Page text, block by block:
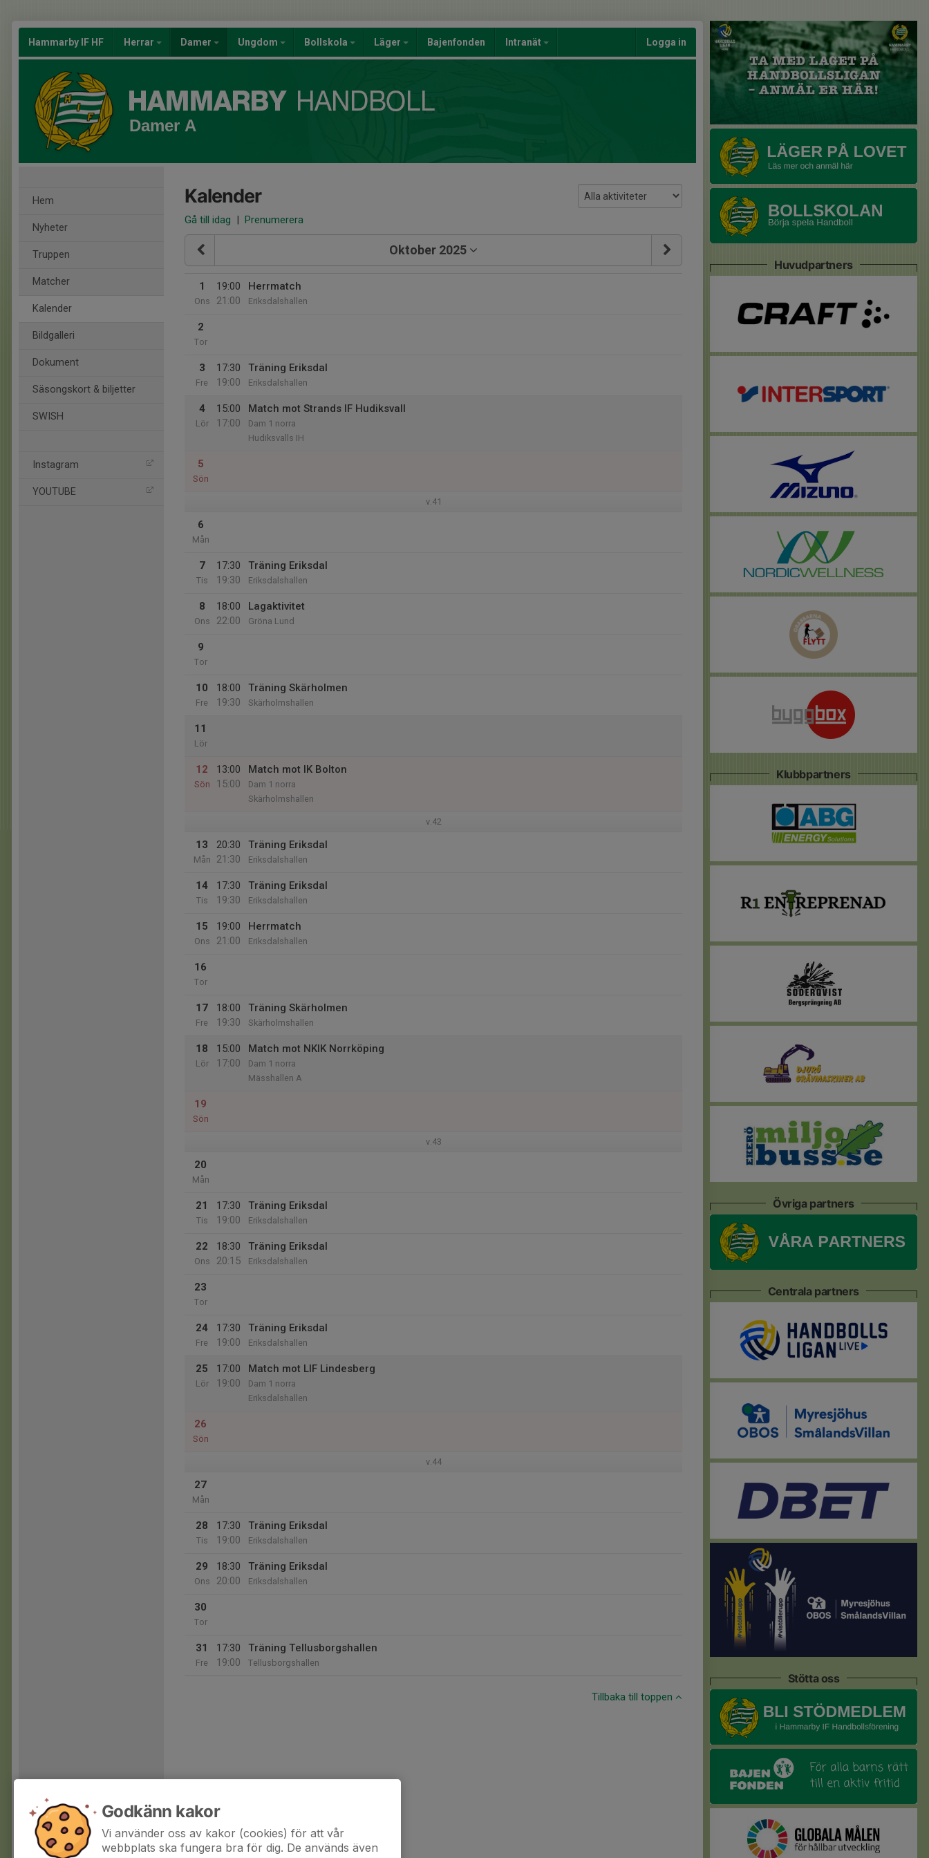
Hammarby IF HF Herrar Damer Ungdom Bollskola Läger Bajenfonden Intranät Logga in
Damer A
Hem
Nyheter
Truppen
Matcher
Kalender
Bildgalleri
Dokument
Säsongskort & biljetter
SWISH
Instagram
YOUTUBE
Kalender
Gå till idag | Prenumerera
Oktober 2025
1
Ons
19:00
21:00
Herrmatch
Eriksdalshallen
2
Tor
3
Fre
17:30
19:00
Träning Eriksdal
Eriksdalshallen
4
Lör
15:00
17:00
Match mot Strands IF Hudiksvall
Dam 1 norra
Hudiksvalls IH
5
Sön
v.41
6
Mån
7
Tis
17:30
19:30
Träning Eriksdal
Eriksdalshallen
8
Ons
18:00
22:00
Lagaktivitet
Gröna Lund
9
Tor
10
Fre
18:00
19:30
Träning Skärholmen
Skärholmshallen
11
Lör
12
Sön
13:00
15:00
Match mot IK Bolton
Dam 1 norra
Skärholmshallen
v.42
13
Mån
20:30
21:30
Träning Eriksdal
Eriksdalshallen
14
Tis
17:30
19:30
Träning Eriksdal
Eriksdalshallen
15
Ons
19:00
21:00
Herrmatch
Eriksdalshallen
16
Tor
17
Fre
18:00
19:30
Träning Skärholmen
Skärholmshallen
18
Lör
15:00
17:00
Match mot NKIK Norrköping
Dam 1 norra
Mässhallen A
19
Sön
v.43
20
Mån
21
Tis
17:30
19:00
Träning Eriksdal
Eriksdalshallen
22
Ons
18:30
20:15
Träning Eriksdal
Eriksdalshallen
23
Tor
24
Fre
17:30
19:00
Träning Eriksdal
Eriksdalshallen
25
Lör
17:00
19:00
Match mot LIF Lindesberg
Dam 1 norra
Eriksdalshallen
26
Sön
v.44
27
Mån
28
Tis
17:30
19:00
Träning Eriksdal
Eriksdalshallen
29
Ons
18:30
20:00
Träning Eriksdal
Eriksdalshallen
30
Tor
31
Fre
17:30
19:00
Träning Tellusborgshallen
Tellusborgshallen
Tillbaka till toppen
Huvudpartners
Klubbpartners
Övriga partners
Centrala partners
Stötta oss
Godkänn kakor
Vi använder oss av kakor (cookies) för att vår
webbplats ska fungera bra för dig. De används även